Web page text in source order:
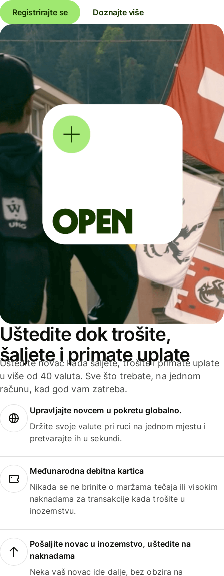
Registrirajte se
Doznajte više
Uštedite dok trošite,
šaljete i primate uplate
Uštedite novac kada šaljete, trošite i primate uplate
u više od 40 valuta. Sve što trebate, na jednom
računu, kad god vam zatreba.
Upravljajte novcem u pokretu globalno.
Držite svoje valute pri ruci na jednom mjestu i
pretvarajte ih u sekundi.
Međunarodna debitna kartica
Nikada se ne brinite o maržama tečaja ili visokim
naknadama za transakcije kada trošite u
inozemstvu.
Pošaljite novac u inozemstvo, uštedite na
naknadama
Neka vaš novac ide dalje, bez obzira na